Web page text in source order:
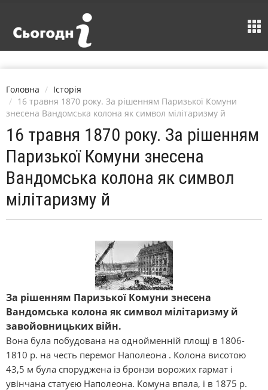
Головна
Історія
16 травня 1870 року. За рішенням Паризької Комуни
знесена Вандомська колона як символ мілітаризму й
16 травня 1870 року. За рішенням
Паризької Комуни знесена
Вандомська колона як символ
мілітаризму й
За рішенням Паризької Комуни знесена
Вандомська колона як символ мілітаризму й
завойовницьких війн.
Вона була побудована на однойменній площі в 1806-
1810 р. на честь перемог Наполеона . Колона висотою
43,5 м була споруджена із бронзи ворожих гармат і
увінчана статуєю Наполеона. Комуна впала, і в 1875 р.